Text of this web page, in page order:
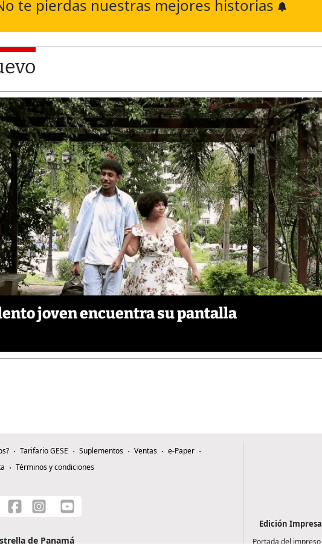
te pierdas nuestras mejores historias
joven encuentra su pantalla​
Tarifario GESE Suplementos Ventas
e-Paper
Términos y condiciones
de Panamá
Edición Impresa
Portada del impreso